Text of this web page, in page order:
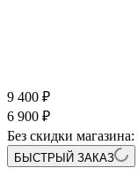
9 400 ₽
6 900 ₽
Без скидки магазина:
БЫСТРЫЙ ЗАКАЗ